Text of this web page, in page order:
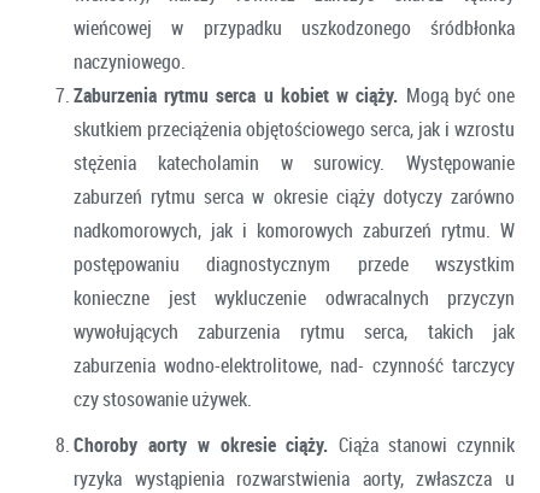
wieńcowej w przypadku uszkodzonego śródbłonka
naczyniowego.
Zaburzenia rytmu serca u kobiet w ciąży. Mogą być one
skutkiem przeciążenia objętościowego serca, jak i wzrostu
stężenia katecholamin w surowicy. Występowanie
zaburzeń rytmu serca w okresie ciąży dotyczy zarówno
nadkomorowych, jak i komorowych zaburzeń rytmu. W
postępowaniu diagnostycznym przede wszystkim
konieczne jest wykluczenie odwracalnych przyczyn
wywołujących zaburzenia rytmu serca, takich jak
zaburzenia wodno-elektrolitowe, nad- czynność tarczycy
czy stosowanie używek.
Choroby aorty w okresie ciąży.Ciąża stanowi czynnik
ryzyka wystąpienia rozwarstwienia aorty, zwłaszcza u